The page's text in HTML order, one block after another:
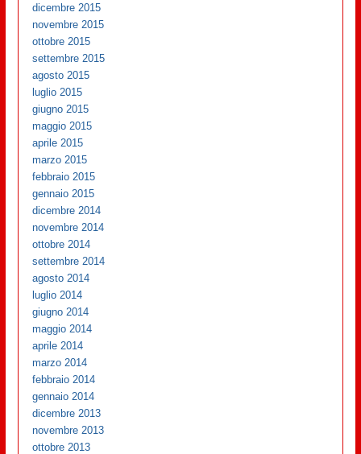
dicembre 2015
novembre 2015
ottobre 2015
settembre 2015
agosto 2015
luglio 2015
giugno 2015
maggio 2015
aprile 2015
marzo 2015
febbraio 2015
gennaio 2015
dicembre 2014
novembre 2014
ottobre 2014
settembre 2014
agosto 2014
luglio 2014
giugno 2014
maggio 2014
aprile 2014
marzo 2014
febbraio 2014
gennaio 2014
dicembre 2013
novembre 2013
ottobre 2013